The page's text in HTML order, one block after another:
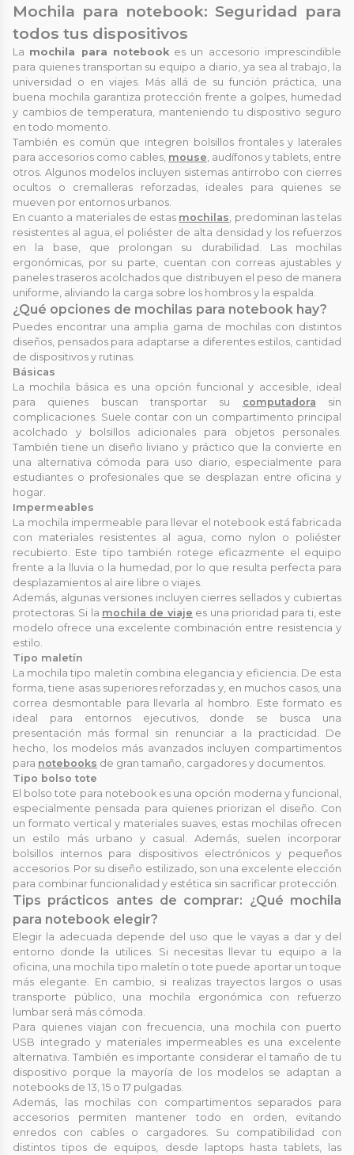
Mochila para notebook: Seguridad para
todos tus dispositivos
La mochila para notebookes un accesorio imprescindible
para quienes transportan su equipo a diario, ya sea al trabajo, la
universidad o en viajes. Más allá de su función práctica, una
buena mochila garantiza protección frente a golpes, humedad
y cambios de temperatura, manteniendo tu dispositivo seguro
en todo momento.
También es común que integren bolsillos frontales y laterales
para accesorios como cables, mouse, audífonos y tablets, entre
otros. Algunos modelos incluyen sistemas antirrobo con cierres
ocultos o cremalleras reforzadas, ideales para quienes se
mueven por entornos urbanos.
En cuanto a materiales de estas mochilas, predominan las telas
resistentes al agua, el poliéster de alta densidad y los refuerzos
en la base, que prolongan su durabilidad. Las mochilas
ergonómicas, por su parte, cuentan con correas ajustables y
paneles traseros acolchados que distribuyen el peso de manera
uniforme, aliviando la carga sobre los hombros y la espalda.
¿Qué opciones de mochilas para notebook hay?
Puedes encontrar una amplia gama de mochilas con distintos
diseños, pensados para adaptarse a diferentes estilos, cantidad
de dispositivos y rutinas.
Básicas
La mochila básica es una opción funcional y accesible, ideal
para quienes buscan transportar su computadora sin
complicaciones. Suele contar con un compartimento principal
acolchado y bolsillos adicionales para objetos personales.
También tiene un diseño liviano y práctico que la convierte en
una alternativa cómoda para uso diario, especialmente para
estudiantes o profesionales que se desplazan entre oficina y
hogar.
Impermeables
La mochila impermeable para llevar el notebook está fabricada
con materiales resistentes al agua, como nylon o poliéster
recubierto. Este tipo también rotege eficazmente el equipo
frente a la lluvia o la humedad, por lo que resulta perfecta para
desplazamientos al aire libre o viajes.
Además, algunas versiones incluyen cierres sellados y cubiertas
protectoras. Si la mochila de viaje es una prioridad para ti, este
modelo ofrece una excelente combinación entre resistencia y
estilo.
Tipo maletín
La mochila tipo maletín combina elegancia y eficiencia. De esta
forma, tiene asas superiores reforzadas y, en muchos casos, una
correa desmontable para llevarla al hombro. Este formato es
ideal para entornos ejecutivos, donde se busca una
presentación más formal sin renunciar a la practicidad. De
hecho, los modelos más avanzados incluyen compartimentos
para notebooks de gran tamaño, cargadores y documentos.
Tipo bolso tote
El bolso tote para notebook es una opción moderna y funcional,
especialmente pensada para quienes priorizan el diseño. Con
un formato vertical y materiales suaves, estas mochilas ofrecen
un estilo más urbano y casual. Además, suelen incorporar
bolsillos internos para dispositivos electrónicos y pequeños
accesorios. Por su diseño estilizado, son una excelente elección
para combinar funcionalidad y estética sin sacrificar protección.
Tips prácticos antes de comprar: ¿Qué mochila
para notebook elegir?
Elegir la adecuada depende del uso que le vayas a dar y del
entorno donde la utilices. Si necesitas llevar tu equipo a la
oficina, una mochila tipo maletín o tote puede aportar un toque
más elegante. En cambio, si realizas trayectos largos o usas
transporte público, una mochila ergonómica con refuerzo
lumbar será más cómoda.
Para quienes viajan con frecuencia, una mochila con puerto
USB integrado y materiales impermeables es una excelente
alternativa. También es importante considerar el tamaño de tu
dispositivo porque la mayoría de los modelos se adaptan a
notebooks de 13, 15 o 17 pulgadas.
Además, las mochilas con compartimentos separados para
accesorios permiten mantener todo en orden, evitando
enredos con cables o cargadores. Su compatibilidad con
distintos tipos de equipos, desde laptops hasta tablets, las